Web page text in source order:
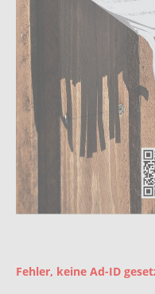
Fehler, keine Ad-ID